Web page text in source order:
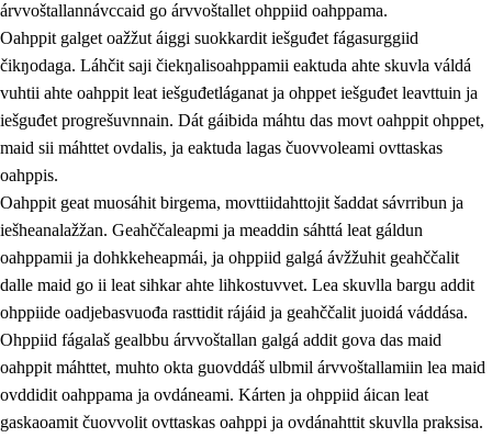
3.5 Profešuvdnasearvevuohta ja skuvlaovdáneapmi
árvvoštallannávccaid go árvvoštallet ohppiid oahppama.
Oahppit galget oažžut áiggi suokkardit iešguđet fágasurggiid
čikŋodaga. Láhčit saji čiekŋalisoahppamii eaktuda ahte skuvla váldá
vuhtii ahte oahppit leat iešguđetláganat ja ohppet iešguđet leavttuin ja
iešguđet progrešuvnnain. Dát gáibida máhtu das movt oahppit ohppet,
maid sii máhttet ovdalis, ja eaktuda lagas čuovvoleami ovttaskas
oahppis.
Oahppit geat muosáhit birgema, movttiidahttojit šaddat sávrribun ja
iešheanalažžan. Geahččaleapmi ja meaddin sáhttá leat gáldun
oahppamii ja dohkkeheapmái, ja ohppiid galgá ávžžuhit geahččalit
dalle maid go ii leat sihkar ahte lihkostuvvet. Lea skuvlla bargu addit
ohppiide oadjebasvuođa rasttidit rájáid ja geahččalit juoidá váddása.
Ohppiid fágalaš gealbbu árvvoštallan galgá addit gova das maid
oahppit máhttet, muhto okta guovddáš ulbmil árvvoštallamiin lea maid
ovddidit oahppama ja ovdáneami. Kárten ja ohppiid áican leat
gaskaoamit čuovvolit ovttaskas oahppi ja ovdánahttit skuvlla praksisa.